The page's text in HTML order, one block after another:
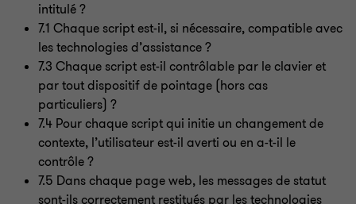
intitulé?
7.1 Chaque script est-il, si nécessaire, compatible avec
les technologies d’assistance?
7.3 Chaque script est-il contrôlable par le clavier et
par tout dispositif de pointage (hors cas
particuliers) ?
7.4 Pour chaque script qui initie un changement de
contexte, l’utilisateur est-il averti ou en a-t-il le
contrôle?
7.5 Dans chaque page web, les messages de statut
sont-ils correctement restitués par les technologies